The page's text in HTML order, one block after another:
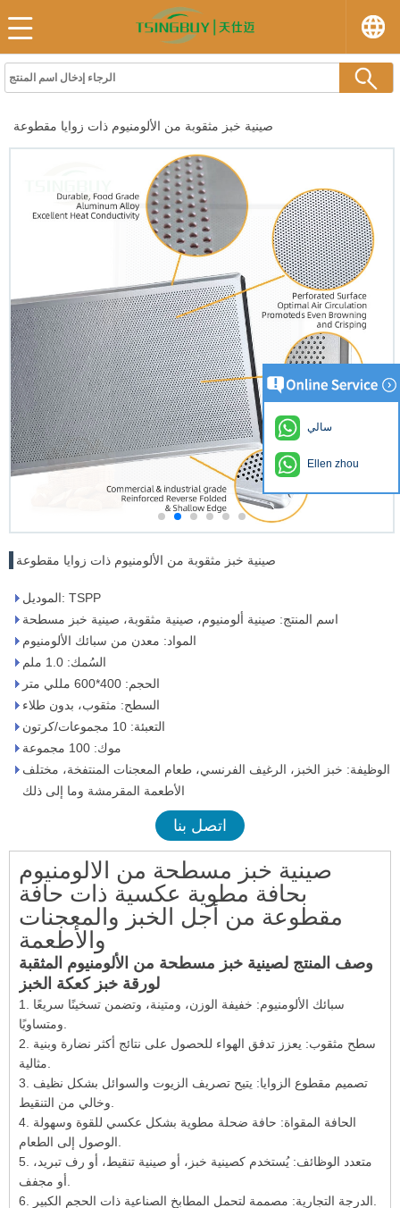
صينية خبز مثقوبة من الألومنيوم ذات زوايا مقطوعة
صينية خبز مثقوبة من الألومنيوم ذات زوايا مقطوعة
الموديل: TSPP
اسم المنتج: صينية ألومنيوم، صينية مثقوبة، صينية خبز مسطحة
المواد: معدن من سبائك الألومنيوم
السُمك: 1.0 ملم
الحجم: 400*600 مللي متر
السطح: مثقوب، بدون طلاء
التعبئة: 10 مجموعات/كرتون
موك: 100 مجموعة
الوظيفة: خبز الخبز، الرغيف الفرنسي، طعام المعجنات المنتفخة، مختلف
الأطعمة المقرمشة وما إلى ذلك
اتصل بنا
صينية خبز مسطحة من الألومنيوم
بحافة مطوية عكسية ذات حافة
مقطوعة من أجل الخبز والمعجنات
والأطعمة
وصف المنتج لصينية خبز مسطحة من الألومنيوم المثقبة
لورقة خبز كعكة الخبز
1. سبائك الألومنيوم: خفيفة الوزن، ومتينة، وتضمن تسخينًا سريعًا
2. سطح مثقوب: يعزز تدفق الهواء للحصول على نتائج أكثر نضارة وبنية
3. تصميم مقطوع الزوايا: يتيح تصريف الزيوت والسوائل بشكل نظيف
4. الحافة المقواة: حافة ضحلة مطوية بشكل عكسي للقوة وسهولة
5. متعدد الوظائف: يُستخدم كصينية خبز، أو صينية تنقيط، أو رف تبريد،
سالي
Ellen zhou